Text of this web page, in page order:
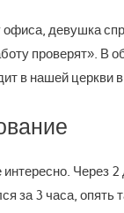
девушка
проверят».
в нашей церкви
Через
за 3 часа, опять